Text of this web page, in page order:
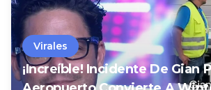
Virales
¡Increíble! Incidente De Gian